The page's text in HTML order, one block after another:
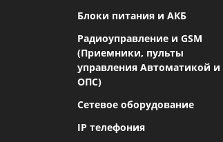
Блоки питания и АКБ
Радиоуправление и GSM
(Приемники, пульты
управления Автоматикой и
ОПС)
Сетевое оборудование
IP телефония